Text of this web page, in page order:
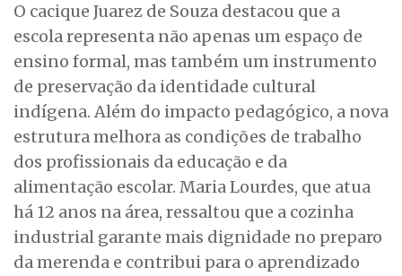
O cacique Juarez de Souza destacou que a
escola representa não apenas um espaço de
ensino formal, mas também um instrumento
de preservação da identidade cultural
indígena. Além do impacto pedagógico, a nova
estrutura melhora as condições de trabalho
dos profissionais da educação e da
alimentação escolar. Maria Lourdes, que atua
há 12 anos na área, ressaltou que a cozinha
industrial garante mais dignidade no preparo
da merenda e contribui para o aprendizado